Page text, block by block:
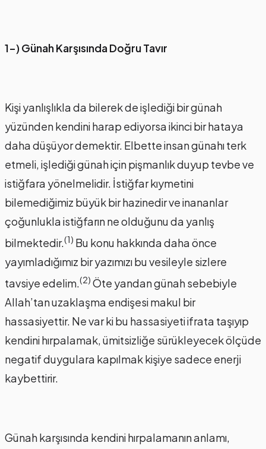
1-) Günah Karşısında Doğru Tavır
Kişi yanlışlıkla da bilerek de işlediği bir günah
yüzünden kendini harap ediyorsa ikinci bir hataya
daha düşüyor demektir. Elbette insan günahı terk
etmeli, işlediği günah için pişmanlık duyup tevbe ve
istiğfara yönelmelidir. İstiğfar kıymetini
bilemediğimiz büyük bir hazinedir ve inananlar
çoğunlukla istiğfarın ne olduğunu da yanlış
bilmektedir.(1) Bu konu hakkında daha önce
yayımladığımız bir yazımızı bu vesileyle sizlere
tavsiye edelim.(2) Öte yandan günah sebebiyle
Allah’tan uzaklaşma endişesi makul bir
hassasiyettir. Ne var ki bu hassasiyeti ifrata taşıyıp
kendini hırpalamak, ümitsizliğe sürükleyecek ölçüde
negatif duygulara kapılmak kişiye sadece enerji
kaybettirir.
Günah karşısında kendini hırpalamanın anlamı,